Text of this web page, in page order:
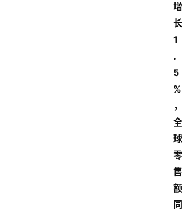
增
长
1
.
5
%
，
全
球
零
售
额
同